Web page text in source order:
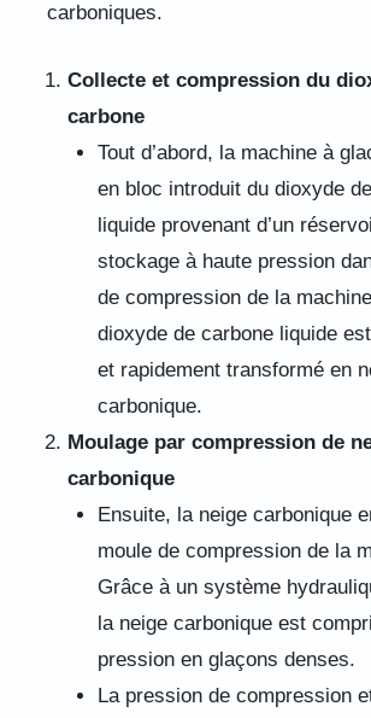
carboniques.
Collecte et compression du
carbone
Tout d’abord, la machine à
en bloc introduit du dioxyde
liquide provenant d’un
stockage à haute pression
de compression de la
dioxyde de carbone liquide
et rapidement transformé en
carbonique.
Moulage par compression de
carbonique
Ensuite, la neige carbonique
moule de compression de la
Grâce à un système
la neige carbonique est
pression en glaçons denses.
La pression de compression